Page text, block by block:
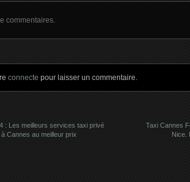
commentaires.
connecte pour laisser un commentaire.
Taxi Cannes
Nice.
: Les meilleurs services taxi privé
Cannes au meilleur prix